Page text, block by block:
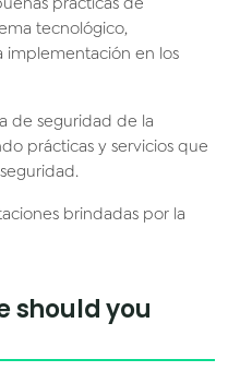
tecnológico,
implementación en los
de seguridad de la
prácticas y servicios que
brindadas por la
should you